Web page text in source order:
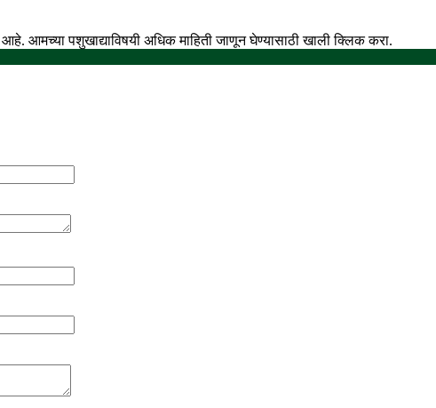
आमच्या पशुखाद्याविषयी अधिक माहिती जाणून घेण्यासाठी खाली क्लिक करा.